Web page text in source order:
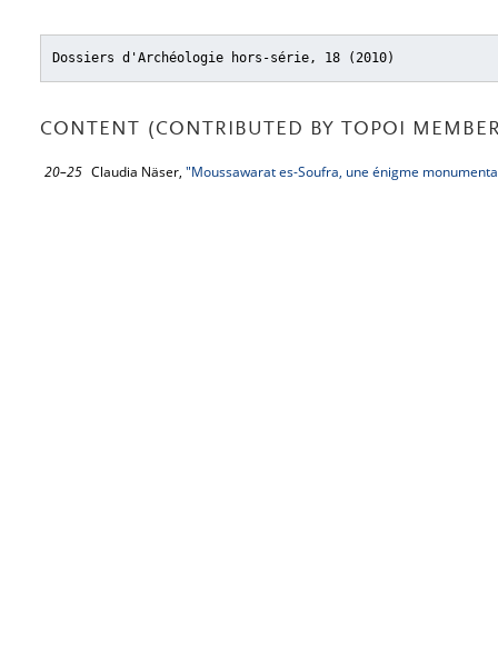
Dossiers d'Archéologie hors-série, 18 (2010)
CONTENT (CONTRIBUTED BY TOPOI
20–25 Claudia Näser, "Moussawarat es-Soufra, une énigme